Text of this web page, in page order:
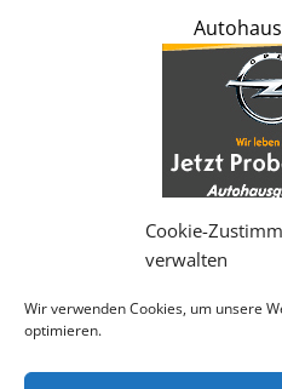
Cookie-
verwalten
Wir verwenden Cookies, um unsere
optimieren.